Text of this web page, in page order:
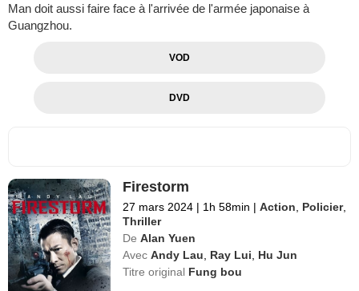
Man doit aussi faire face à l'arrivée de l'armée japonaise à
Guangzhou.
VOD
DVD
Firestorm
27 mars 2024 | 1h 58min | Action Policier,
Thriller
De Alan Yuen
Avec Andy Lau Ray Lui
Hu Jun
Titre original Fung bou